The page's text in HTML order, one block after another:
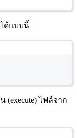
ด้แบบนี้
(execute) ไฟล์จาก